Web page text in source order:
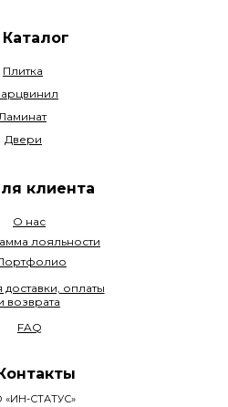
Плитка
О нас
лояльности
Двери
СТАТУС»
доставки, оплаты
возврата
FAQ
Каталог
клиента